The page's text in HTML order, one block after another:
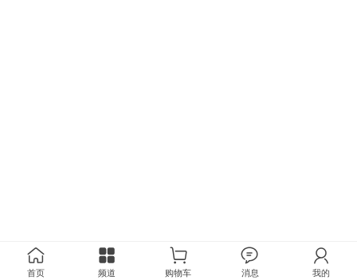
首页 频道 购物车 消息 我的